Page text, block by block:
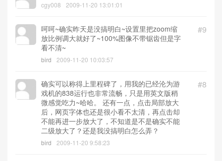
cgy008 2009-11-20 13:01:01
#9
呵呵~确实昨天是没搞明白~设置里把zoom缩
放比例调大就好了~100%图像不带锯齿但是字
看不清~
bird 2009-11-20 10:03:57
#8
确实可以称得上里程碑了，用我的已经沦为游
戏机的838运行也非常流畅，只是用英文版稍
微感觉吃力~哈哈。 还有一点，点击局部放大
后，网页字体也还是很小看不太清，再点击却
不能再进一步放大了，不知道是不是确实不能
二级放大了？还是我没搞明白怎么弄？
bird 2009-11-20 9:58:23